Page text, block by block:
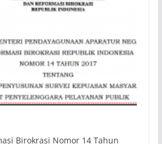
Birokrasi Nomor 14 Tahun